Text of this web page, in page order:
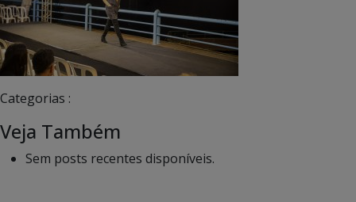
Categorias :
Veja Também
Sem posts recentes disponíveis.